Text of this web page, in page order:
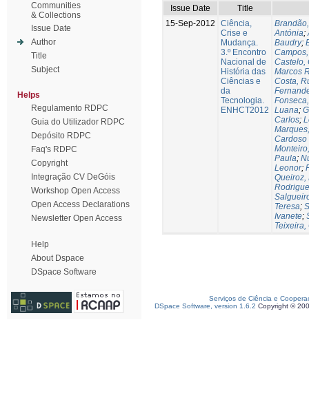
Communities
& Collections
Issue Date
Author
Title
Subject
Helps
Regulamento RDPC
Guia do Utilizador RDPC
Depósito RDPC
Faq's RDPC
Copyright
Integração CV DeGóis
Workshop Open Access
Open Access Declarations
Newsletter Open Access
Help
About Dspace
DSpace Software
Issue Date
Title
15-Sep-2012
Ciência,
Crise e
Mudança.
3.º Encontro
Nacional de
História das
Ciências e
da
Tecnologia.
ENHCT2012
Antónia;
Baudry;
Castelo,
Marcos
Costa,
Luana;
Carlos;
Cardoso
Paula;
Leonor;
Queiroz,
Teresa;
Ivanete;
Serviços de Ciência e
DSpace Software, version 1.6.2 Copyright ©